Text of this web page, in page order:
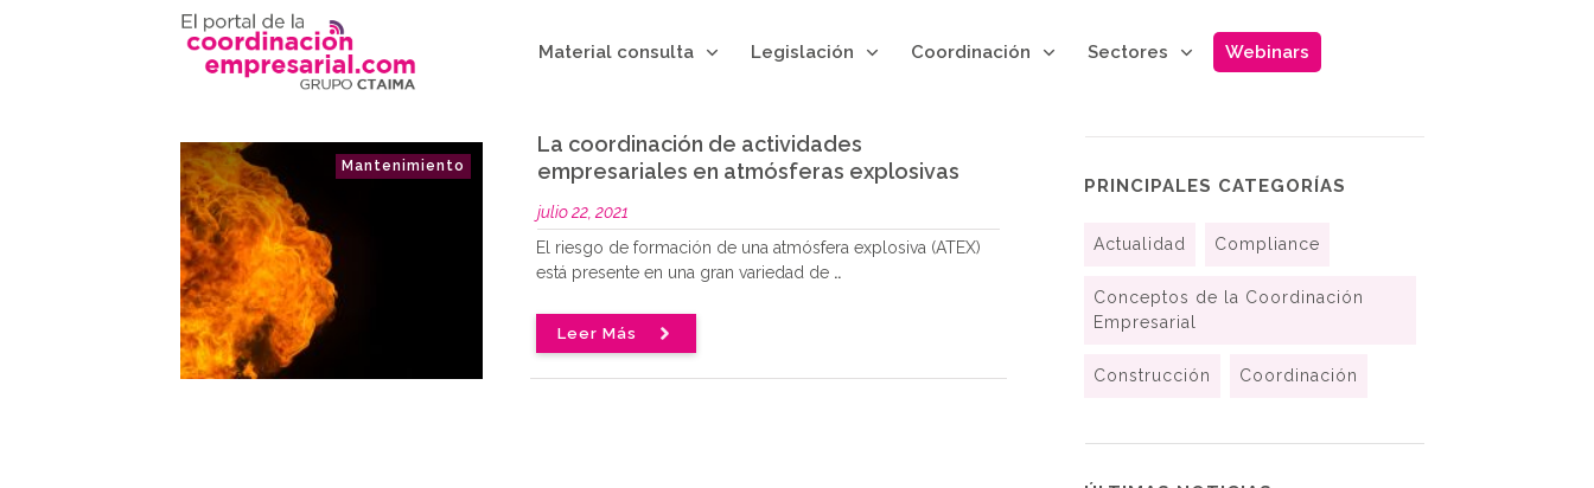
Material consulta Legislación Coordinación Sectores Webinars
Mantenimiento
La coordinación de actividades
empresariales en atmósferas explosivas
julio 22, 2021
El riesgo de formación de una atmósfera explosiva (ATEX)
está presente en una gran variedad de ..
Leer Más
PRINCIPALES CATEGORÍAS
Actualidad Compliance
Conceptos de la Coordinación
Empresarial
Construcción Coordinación